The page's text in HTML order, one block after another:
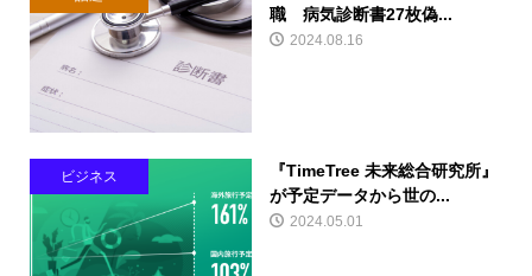
職 病気診断書27枚偽...
2024.08.16
ビジネス
『TimeTree 未来総合研究所』
が予定データから世の...
2024.05.01